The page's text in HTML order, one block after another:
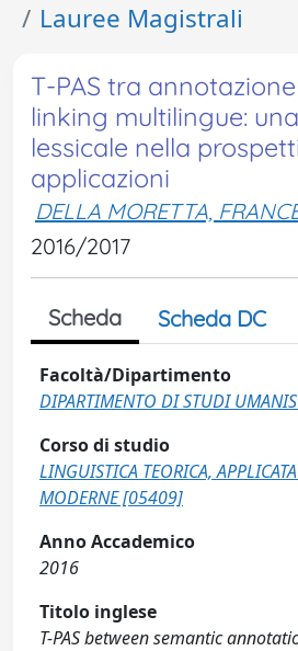
Lauree Magistrali
T-PAS tra
linking multilingue:
lessicale nella
applicazioni
DELLA MORETTA,
2016/2017
Scheda Scheda DC
Facoltà/Dipartimento
DIPARTIMENTO DI STUDI
Corso di studio
LINGUISTICA TEORICA,
MODERNE [05409]
Anno Accademico
2016
Titolo inglese
T-PAS between semantic